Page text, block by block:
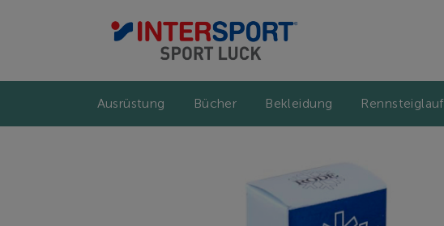
Ausrüstung Bücher Bekleidung Rennsteiglauf